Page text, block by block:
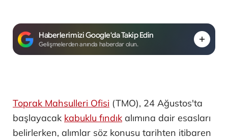
Haberlerimizi Google'da Takip Edin
Gelişmelerden anında haberdar olun.
Toprak Mahsulleri Ofisi (TMO), 24 Ağustos'ta
başlayacak kabuklu fındık alımına dair esasları
belirlerken, alımlar söz konusu tarihten itibaren